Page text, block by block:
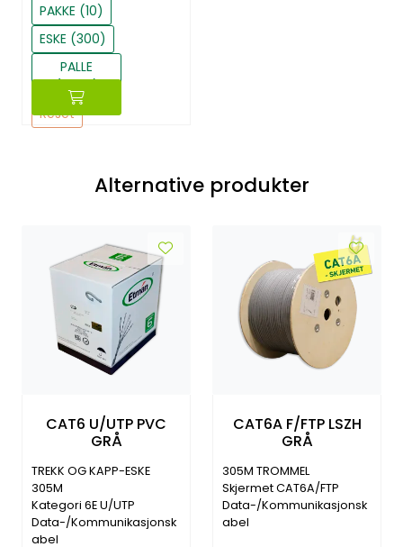
PAKKE (10)
ESKE (300)
PALLE
(3600)
Reset
Alternative produkter
CAT6 U/UTP PVC
GRÅ
TREKK OG KAPP-ESKE
305M
Kategori 6E U/UTP
Data-/Kommunikasjonsk
abel
CAT6A F/FTP LSZH
GRÅ
305M TROMMEL
Skjermet CAT6A/FTP
Data-/Kommunikasjonsk
abel